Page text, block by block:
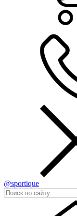
@sportique